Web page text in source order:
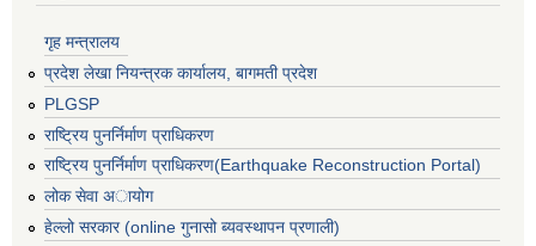
गृह मन्त्रालय
प्रदेश लेखा नियन्त्रक कार्यालय, बागमती प्रदेश
PLGSP
राष्ट्रिय पुनर्निर्माण प्राधिकरण
राष्ट्रिय पुनर्निर्माण प्राधिकरण(Earthquake Reconstruction Portal)
लोक सेवा अायोग
हेल्लो सरकार (online गुनासो ब्यवस्थापन प्रणाली)